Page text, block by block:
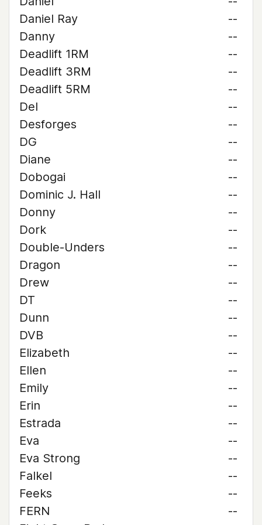
Daniel Ray
--
Danny
--
Deadlift 1RM
--
Deadlift 3RM
--
Deadlift 5RM
--
Del
--
Desforges
--
DG
--
Diane
--
Dobogai
--
Dominic J. Hall
--
Donny
--
Dork
--
Double-Unders
--
Dragon
--
Drew
--
DT
--
Dunn
--
DVB
--
Elizabeth
--
Ellen
--
Emily
--
Erin
--
Estrada
--
Eva
--
Eva Strong
--
Falkel
--
Feeks
--
FERN
--